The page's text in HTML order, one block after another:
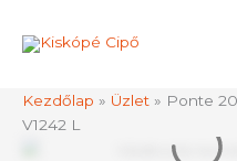
Kezdőlap » Üzlet » Ponte
V1242 L